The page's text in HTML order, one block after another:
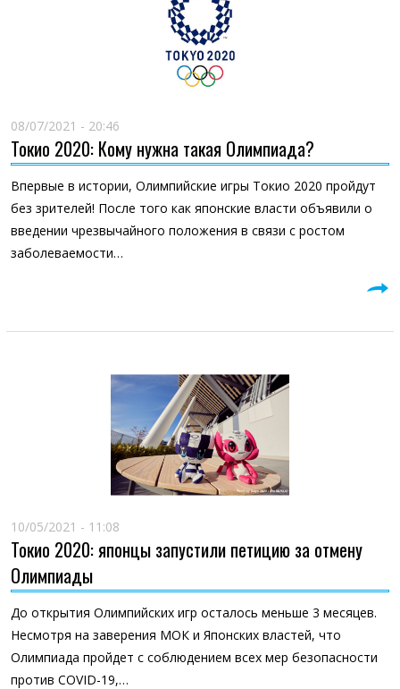
08/07/2021 - 20:46
Токио 2020: Кому нужна такая Олимпиада?
Впервые в истории, Олимпийские игры Токио 2020 пройдут
без зрителей! После того как японские власти объявили о
введении чрезвычайного положения в связи с ростом
заболеваемости…
10/05/2021 - 11:08
Токио 2020: японцы запустили петицию за отмену
Олимпиады
До открытия Олимпийских игр осталось меньше 3 месяцев.
Несмотря на заверения МОК и Японских властей, что
Олимпиада пройдет с соблюдением всех мер безопасности
против COVID-19,…